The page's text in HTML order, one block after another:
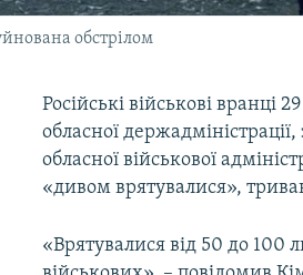
обстрілом
Російські військові вранці
обласної
обласної військової
«дивом врятувалися»,
«Врятувалися від 50 до 100